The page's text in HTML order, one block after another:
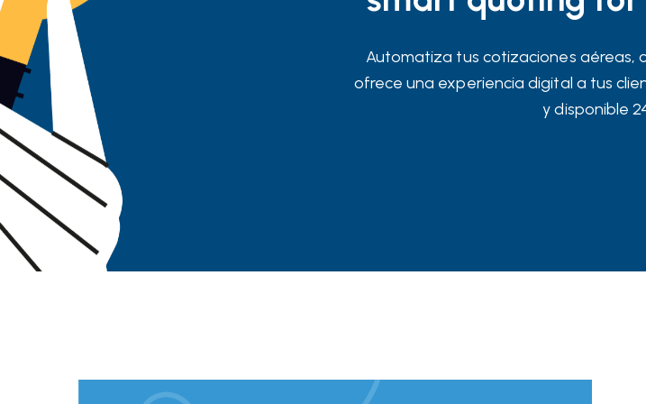
Automatiza tus cotizaciones aéreas,
ofrece una experiencia digital a tus
y disponible